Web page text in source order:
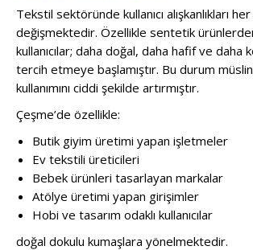
Tekstil sektöründe kullanıcı alışkanlıkları
değişmektedir. Özellikle sentetik
kullanıcılar; daha doğal, daha hafif ve daha
tercih etmeye başlamıştır. Bu durum
kullanımını ciddi şekilde artırmıştır.
Çeşme’de özellikle:
Butik giyim üretimi yapan işletmeler
Ev tekstili üreticileri
Bebek ürünleri tasarlayan markalar
Atölye üretimi yapan girişimler
Hobi ve tasarım odaklı kullanıcılar
doğal dokulu kumaşlara yönelmektedir.